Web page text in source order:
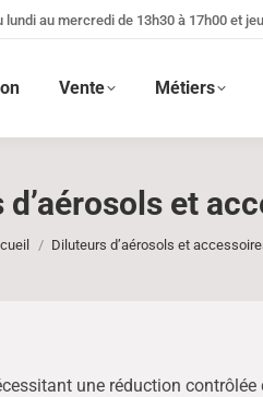
au mercredi de 13h30 à 17h00 et
Vente Métiers
et
Vous êtes ici :
Diluteurs d’aérosols et
une réduction